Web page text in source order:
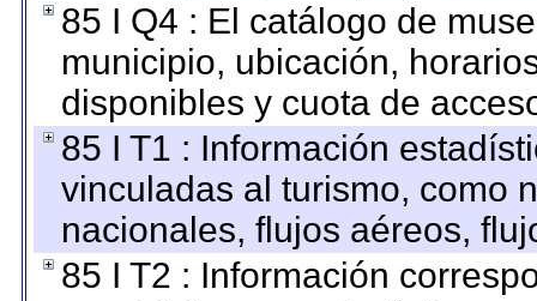
85 I Q4 : El catálogo de
municipio, ubicación,
disponibles y cuota de
85 I T1 : Información
vinculadas al turismo, como
nacionales, flujos aéreos,
85 I T2 : Información